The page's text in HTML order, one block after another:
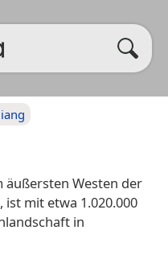
äußersten Westen der
ist mit etwa 1.020.000
in